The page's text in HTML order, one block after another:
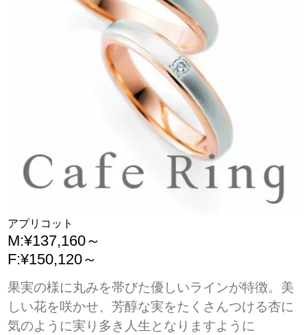
アプリコット
M:¥137,160～
F:¥150,120～
果実の様に丸みを帯びた優しいラインが特徴。美
しい花を咲かせ、芳醇な実をたくさんつける杏に
気のように実り多き人生となりますように